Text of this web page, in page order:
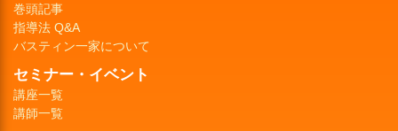
巻頭記事
指導法 Q&A
バスティン一家について
セミナー・イベント
講座一覧
講師一覧